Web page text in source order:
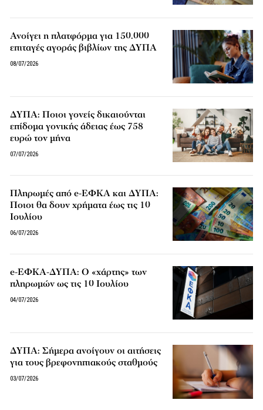
Ανοίγει η πλατφόρμα για 150.000
επιταγές αγοράς βιβλίων της ΔΥΠΑ
08/07/2026
ΔΥΠΑ: Ποιοι γονείς δικαιούνται
επίδομα γονικής άδειας έως 758
ευρώ τον μήνα
07/07/2026
Πληρωμές από e-ΕΦΚΑ και ΔΥΠΑ:
Ποιοι θα δουν χρήματα έως τις 10
Ιουλίου
06/07/2026
e-ΕΦΚΑ-ΔΥΠΑ: Ο «χάρτης» των
πληρωμών ως τις 10 Ιουλίου
04/07/2026
ΔΥΠΑ: Σήμερα ανοίγουν οι αιτήσεις
για τους βρεφονηπιακούς σταθμούς
03/07/2026